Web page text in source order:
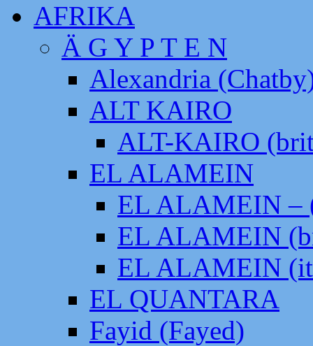
AFRIKA
Ä G Y P T E N
Alexandria
ALT KAIRO
ALT-KAIRO
EL ALAMEIN
EL ALAMEIN –
EL ALAMEIN
EL ALAMEIN
EL QUANTARA
Fayid (Fayed)